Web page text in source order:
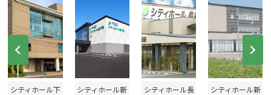
シティホール下
シティホール新
シティホール長
シティホール新
Prev